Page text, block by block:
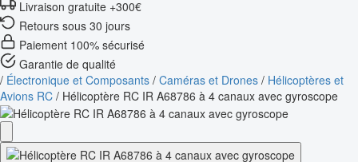
Livraison gratuite +300€
Retours sous 30 jours
Paiement 100% sécurisé
Garantie de qualité
/ Électronique et Composants / Caméras et Drones / Hélicoptères et
Avions RC / Hélicoptère RC IR A68786 à 4 canaux avec gyroscope